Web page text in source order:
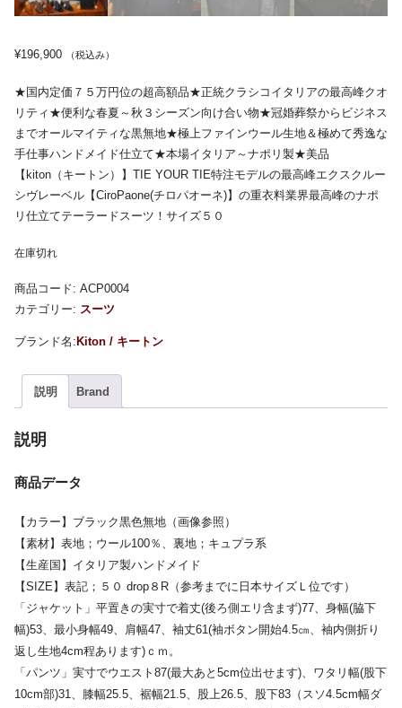
¥196,900 （税込み）
★国内定価７５万円位の超高額品★正統クラシコイタリアの最高峰クオ
リティ★便利な春夏～秋３シーズン向け合い物★冠婚葬祭からビジネス
までオールマイティな黒無地★極上ファインウール生地＆極めて秀逸な
手仕事ハンドメイド仕立て★本場イタリア～ナポリ製★美品
【kiton（キートン）】TIE YOUR TIE特注モデルの最高峰エクスクルー
シヴレーベル【CiroPaone(チロパオーネ)】の重衣料業界最高峰のナポ
リ仕立てテーラードスーツ！サイズ５０
在庫切れ
商品コード: ACP0004
カテゴリー: スーツ
Kiton / キートン
説明 Brand
説明
商品データ
【カラー】ブラック黒色無地（画像参照）
【素材】表地；ウール100％、裏地；キュプラ系
【生産国】イタリア製ハンドメイド
【SIZE】表記；５０ drop８R（参考までに日本サイズＬ位です）
「ジャケット」平置きの実寸で着丈(後ろ側エリ含まず)77、身幅(脇下
幅)53、最小身幅49、肩幅47、袖丈61(袖ボタン開始4.5㎝、袖内側折り
返し生地4cm程あります)ｃｍ。
「パンツ」実寸でウエスト87(最大あと5cm位出せます)、ワタリ幅(股下
10cm部)31、膝幅25.5、裾幅21.5、股上26.5、股下83（スソ4.5cm幅ダ